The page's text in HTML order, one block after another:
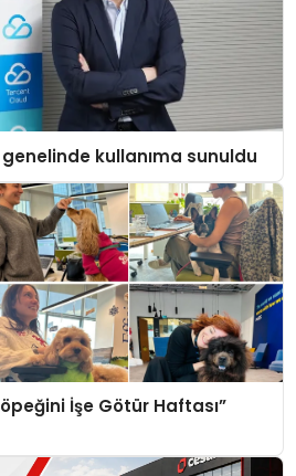
kullanıma sunuldu
İşe Götür Haftası”